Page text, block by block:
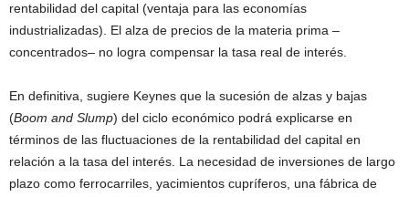
rentabilidad del capital (ventaja para las economías
industrializadas). El alza de precios de la materia prima –
concentrados– no logra compensar la tasa real de interés.
En definitiva, sugiere Keynes que la sucesión de alzas y bajas
(Boom and Slump) del ciclo económico podrá explicarse en
términos de las fluctuaciones de la rentabilidad del capital en
relación a la tasa del interés. La necesidad de inversiones de largo
plazo como ferrocarriles, yacimientos cupríferos, una fábrica de